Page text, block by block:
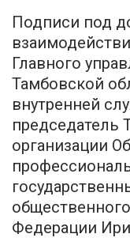
Подписи под
Главного
Тамбовской
внутренней
председатель
организации
Федерации